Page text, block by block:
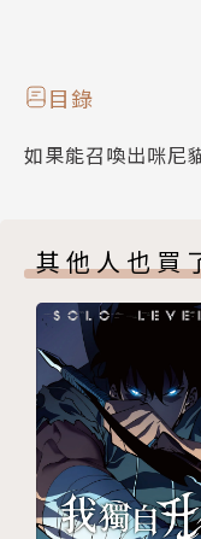
幸福每一天。
目錄
如果能召喚出咪尼
其他人也買